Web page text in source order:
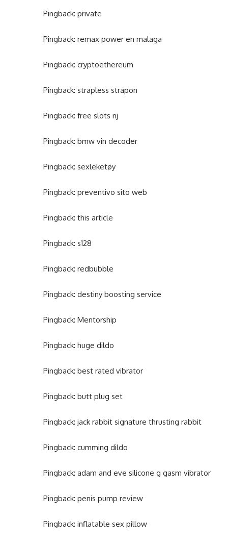
Pingback: private
Pingback: remax power en malaga
Pingback: cryptoethereum
Pingback: strapless strapon
Pingback: free slots nj
Pingback: bmw vin decoder
Pingback: sexleketøy
Pingback: preventivo sito web
Pingback: this article
Pingback: s128
Pingback: redbubble
Pingback: destiny boosting service
Pingback: Mentorship
Pingback: huge dildo
Pingback: best rated vibrator
Pingback: butt plug set
Pingback: jack rabbit signature thrusting rabbit
Pingback: cumming dildo
Pingback: adam and eve silicone g gasm vibrator
Pingback: penis pump review
Pingback: inflatable sex pillow